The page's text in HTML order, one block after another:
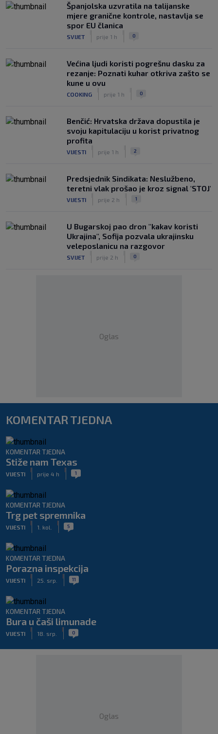
Španjolska uzvratila na talijanske
mjere granične kontrole, nastavlja se
spor EU članica
SVIJET prije 1 h 0
Većina ljudi koristi pogrešnu dasku za
rezanje: Poznati kuhar otkriva zašto se
kune u ovu
COOKING prije 1 h 0
Benčić: Hrvatska država dopustila je
svoju kapitulaciju u korist privatnog
profita
VIJESTI prije 1 h 2
Predsjednik Sindikata: Neslužbeno,
teretni vlak prošao je kroz signal 'STOJ'
VIJESTI prije 2 h 1
U Bugarskoj pao dron "kakav koristi
Ukrajina", Sofija pozvala ukrajinsku
veleposlanicu na razgovor
SVIJET prije 2 h 0
Oglas
KOMENTAR TJEDNA
KOMENTAR TJEDNA
Stiže nam Texas
VIJESTI prije 4 h 1
KOMENTAR TJEDNA
Trg pet spremnika
VIJESTI 1. kol. 5
KOMENTAR TJEDNA
Porazna inspekcija
VIJESTI 25. srp. 11
KOMENTAR TJEDNA
Bura u čaši limunade
VIJESTI 18. srp. 0
Oglas